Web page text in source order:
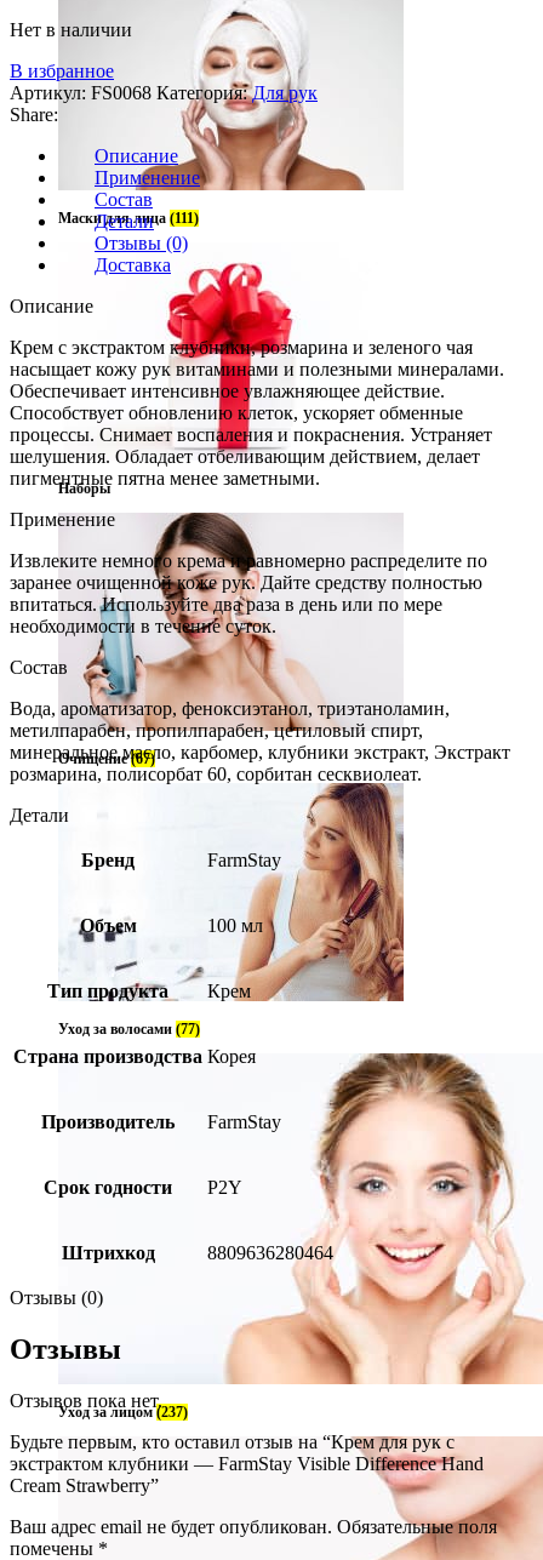
Маски для лица (111)
Наборы
Очищение(67)
Уход за волосами (77)
Уход за лицом(237)
Нет в наличии
В избранное
Артикул: FS0068 Категория: Для рук
Share:
Описание
Применение
Состав
Детали
Отзывы (0)
Доставка
Описание
Крем с экстрактом клубники, розмарина и зеленого чая
насыщает кожу рук витаминами и полезными минералами.
Обеспечивает интенсивное увлажняющее действие.
Способствует обновлению клеток, ускоряет обменные
процессы. Снимает воспаления и покраснения. Устраняет
шелушения. Обладает отбеливающим действием, делает
пигментные пятна менее заметными.
Применение
Извлеките немного крема и равномерно распределите по
заранее очищенной коже рук. Дайте средству полностью
впитаться. Используйте два раза в день или по мере
необходимости в течение суток.
Состав
Вода, ароматизатор, феноксиэтанол, триэтаноламин,
метилпарабен, пропилпарабен, цетиловый спирт,
минеральное масло, карбомер, клубники экстракт, Экстракт
розмарина, полисорбат 60, сорбитан сесквиолеат.
Детали
Бренд FarmStay
Объем 100 мл
Тип продукта Крем
Страна производства Корея
Производитель FarmStay
Срок годности P2Y
Штрихкод 8809636280464
Отзывы (0)
Отзывы
Отзывов пока нет.
Будьте первым, кто оставил отзыв на “Крем для рук с
экстрактом клубники — FarmStay Visible Difference Hand
Cream Strawberry”
Ваш адрес email не будет опубликован. Обязательные поля
помечены *